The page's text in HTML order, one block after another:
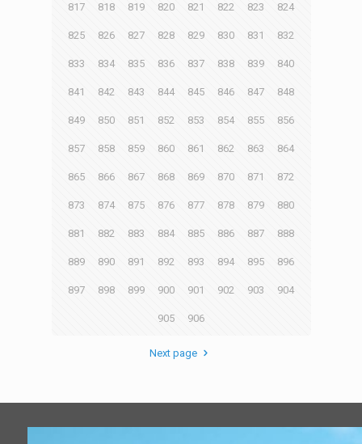
817 818 819 820 821 822 823 824
825 826 827 828 829 830 831 832
833 834 835 836 837 838 839 840
841 842 843 844 845 846 847 848
849 850 851 852 853 854 855 856
857 858 859 860 861 862 863 864
865 866 867 868 869 870 871 872
873 874 875 876 877 878 879 880
881 882 883 884 885 886 887 888
889 890 891 892 893 894 895 896
897 898 899 900 901 902 903 904
905 906
Next page